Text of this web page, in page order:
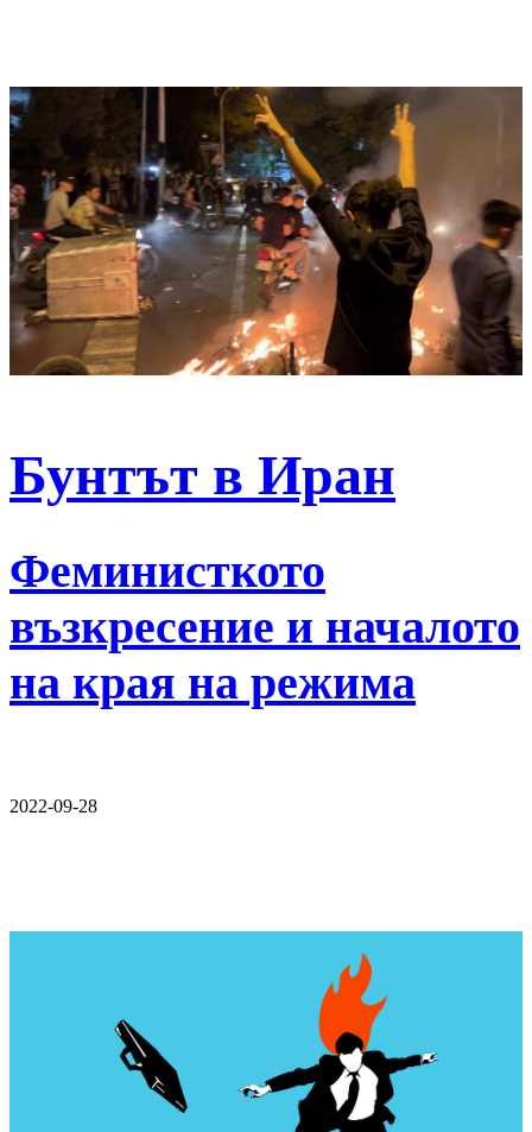
Бунтът в Иран
Феминисткото
възкресение и началото
на края на режима
2022-09-28